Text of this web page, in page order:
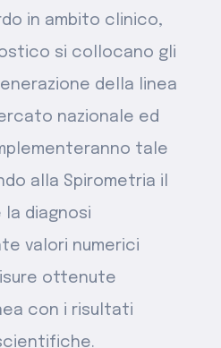
in ambito clinico,
si collocano gli
della linea
nazionale ed
tale
alla Spirometria il
diagnosi
valori numerici
ottenute
con i risultati